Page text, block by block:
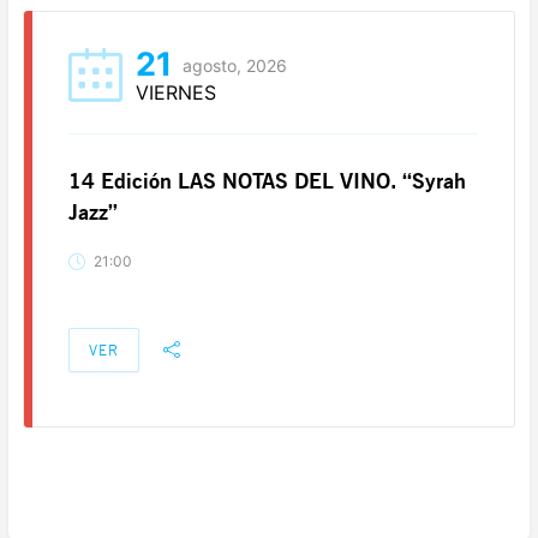
21 agosto, 2026
VIERNES
14 Edición LAS NOTAS DEL VINO. “Syrah
Jazz”
21:00
VER